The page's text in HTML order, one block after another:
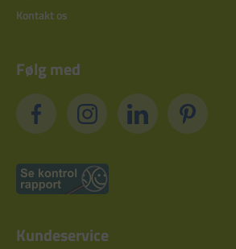
Kontakt os
Følg med
Kundeservice